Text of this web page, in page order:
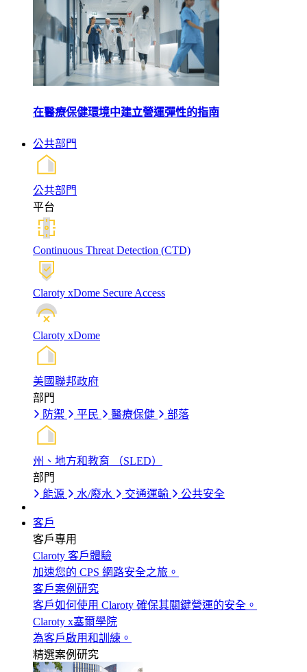
在醫療保健環境中建立營運彈性的指南
公共部門
公共部門
平台
Continuous Threat Detection (CTD)
Claroty xDome Secure Access
Claroty xDome
美國聯邦政府
部門
防禦
平民 醫療保健 部落
州、地方和教育 （SLED）
部門
能源
水/廢水 交通運輸 公共安全
客戶
客戶專用
Claroty 客戶體驗
加速您的 CPS 網路安全之旅。
客戶案例研究
客戶如何使用 Claroty 確保其關鍵營運的安全。
Claroty x塞爾學院
為客戶啟用和訓練。
精選案例研究